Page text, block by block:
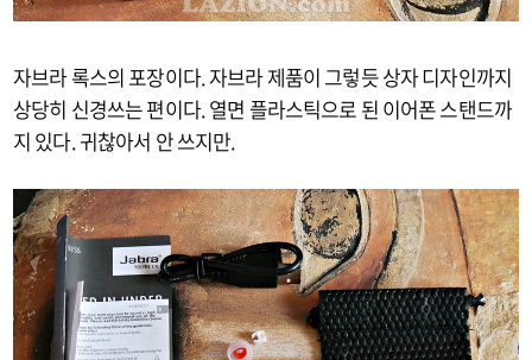
자브라 록스의 포장이다. 자브라 제품이 그렇듯 상자 디자인까지
상당히 신경쓰는 편이다. 열면 플라스틱으로 된 이어폰 스탠드까
지 있다. 귀찮아서 안 쓰지만.